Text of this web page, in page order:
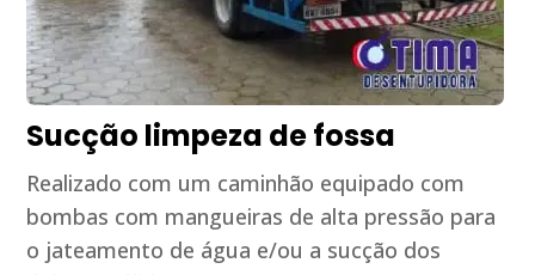
Sucção limpeza de fossa
Realizado com um caminhão equipado com
bombas com mangueiras de alta pressão para
o jateamento de água e/ou a sucção dos